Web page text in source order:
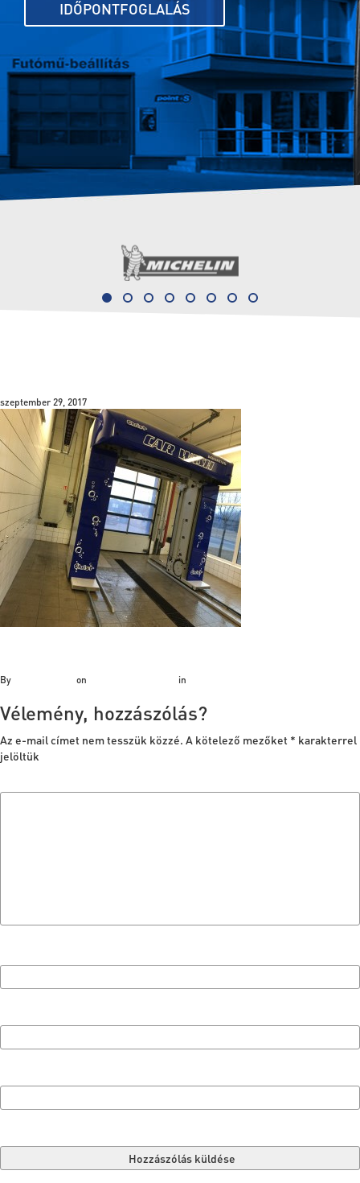
IDŐPONTFOGLALÁS
szeptember 29, 2017
By on in
Vélemény, hozzászólás?
Az e-mail címet nem tesszük közzé. A kötelező mezőket * karakterrel
jelöltük